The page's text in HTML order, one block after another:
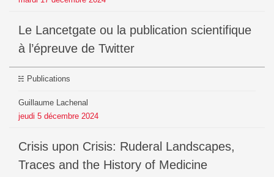
Le Lancetgate ou la publication scientifique
à l’épreuve de Twitter
Publications
Guillaume Lachenal
jeudi 5 décembre 2024
Crisis upon Crisis: Ruderal Landscapes,
Traces and the History of Medicine